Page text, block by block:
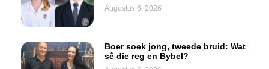
Augustus 6, 2026
Boer soek jong, tweede bruid: Wat
sê die reg en Bybel?